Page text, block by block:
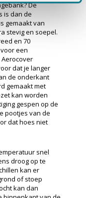
De
is dan de
gemaakt van
stevig en soepel.
en 70
een
dat je langer
de onderkant
gemaakt met
kan worden
gespen op de
pootjes van de
dat hoes niet
snel
droog op te
kan er
of stoep
kan dan